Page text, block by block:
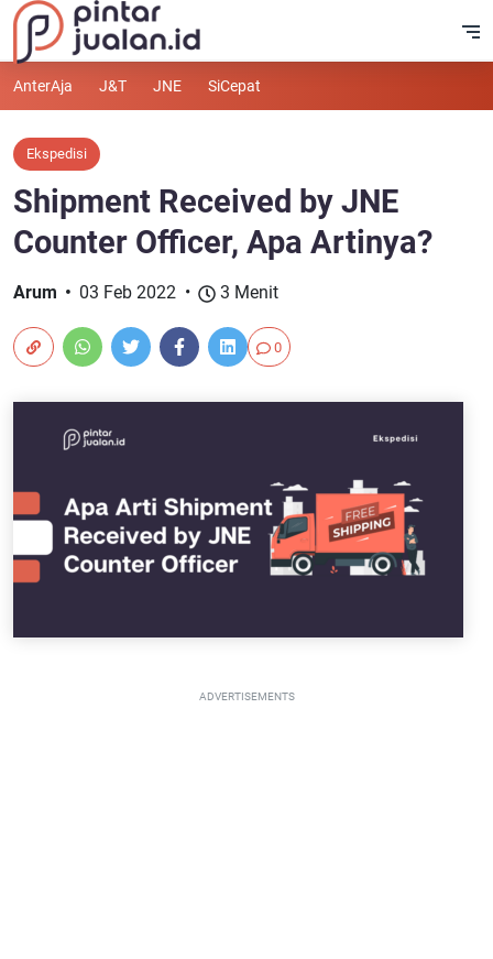
AnterAja J&T JNE SiCepat
Ekspedisi
Shipment Received by JNE
Counter Officer, Apa Artinya?
Arum 03 Feb 2022 3 Menit
0
ADVERTISEMENTS